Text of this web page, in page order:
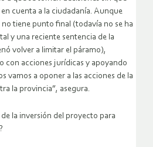
cuenta a la ciudadanía. Aunque
no tiene punto final (todavía no se ha
y una reciente sentencia de la
volver a limitar el páramo),
con acciones jurídicas y apoyando
vamos a oponer a las acciones de la
la provincia”, asegura.
la inversión del proyecto para